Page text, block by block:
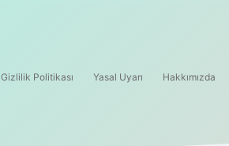
Gizlilik Politikası Yasal Uyarı Hakkımızda